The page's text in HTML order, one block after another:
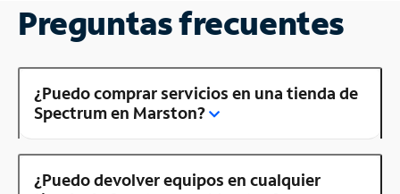
Preguntas frecuentes
¿Puedo comprar servicios en una tienda de
Spectrum en Marston?
¿Puedo devolver equipos en cualquier